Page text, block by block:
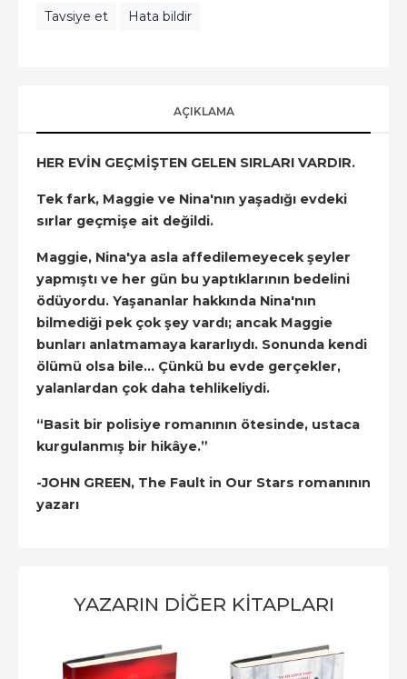
Tavsiye et Hata bildir
AÇIKLAMA
HER EVİN GEÇMİŞTEN GELEN SIRLARI VARDIR.
Tek fark, Maggie ve Nina'nın yaşadığı evdeki
sırlar geçmişe ait değildi.
Maggie, Nina'ya asla affedilemeyecek şeyler
yapmıştı ve her gün bu yaptıklarının bedelini
ödüyordu. Yaşananlar hakkında Nina'nın
bilmediği pek çok şey vardı; ancak Maggie
bunları anlatmamaya kararlıydı. Sonunda kendi
ölümü olsa bile… Çünkü bu evde gerçekler,
yalanlardan çok daha tehlikeliydi.
“Basit bir polisiye romanının ötesinde, ustaca
kurgulanmış bir hikâye.”
-JOHN GREEN, The Fault in Our Stars romanının
yazarı
YAZARIN DIĞER KITAPLARI